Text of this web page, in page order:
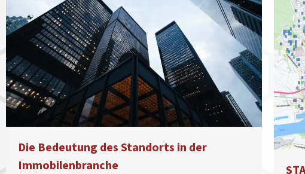
Die Bedeutung des Standorts in der
Immobilenbranche